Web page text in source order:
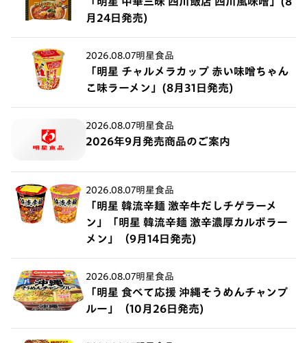
月24日発売)
2026.08.07明星食品
「明星 チャルメラカップ 赤い味噌ちゃん
こ味ラーメン」(8月31日発売)
2026.08.07明星食品
2026年9月発売商品のご案内
2026.08.07明星食品
「明星 韓流辛麺 激辛牛だしチゲラーメ
ン」「明星 韓流辛麺 激辛濃厚カルボラー
メン」（9月14日発売)
2026.08.07明星食品
「明星 食べて応援 沖縄そうめんチャンプ
ルー」（10月26日発売)